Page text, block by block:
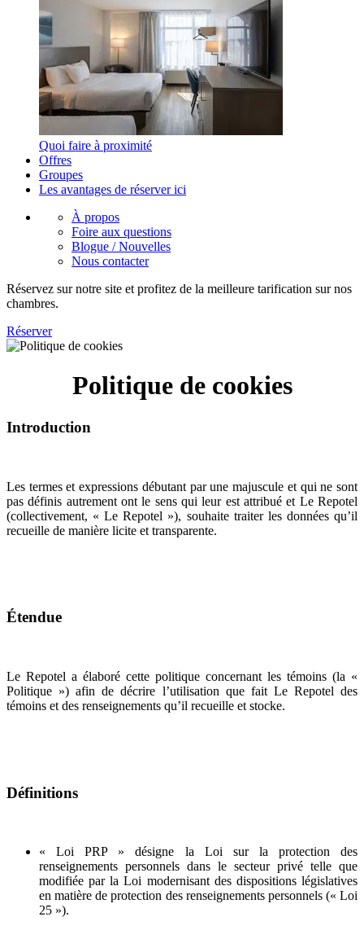
Quoi faire à proximité
Offres
Groupes
Les avantages de réserver ici
À propos
Foire aux questions
Blogue / Nouvelles
Nous contacter
Réservez sur notre site et profitez de la meilleure tarification sur nos
chambres.
Réserver
Politique de cookies
Introduction
Les termes et expressions débutant par une majuscule et qui ne sont
pas définis autrement ont le sens qui leur est attribué et Le Repotel
(collectivement, « Le Repotel »), souhaite traiter les données qu’il
recueille de manière licite et transparente.
Étendue
Le Repotel a élaboré cette politique concernant les témoins (la «
Politique ») afin de décrire l’utilisation que fait Le Repotel des
témoins et des renseignements qu’il recueille et stocke.
Définitions
« Loi PRP » désigne la Loi sur la protection des
renseignements personnels dans le secteur privé telle que
modifiée par la Loi modernisant des dispositions législatives
en matière de protection des renseignements personnels (« Loi
25 »).